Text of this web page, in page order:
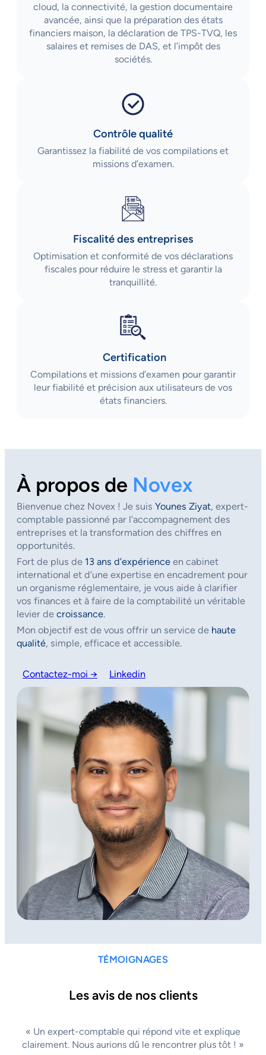
cloud, la connectivité, la gestion documentaire
avancée, ainsi que la préparation des états
financiers maison, la déclaration de TPS-TVQ, les
salaires et remises de DAS, et l’impôt des
sociétés.
Contrôle qualité
Garantissez la fiabilité de vos compilations et
missions d’examen.
Fiscalité des entreprises
Optimisation et conformité de vos déclarations
fiscales pour réduire le stress et garantir la
tranquillité.
Certification
Compilations et missions d’examen pour garantir
leur fiabilité et précision aux utilisateurs de vos
états financiers.
À propos de Novex
Bienvenue chez Novex ! Je suis Younes Ziyat, expert-
comptable passionné par l’accompagnement des
entreprises et la transformation des chiffres en
opportunités.
Fort de plus de 13 ans d’expérience en cabinet
international et d’une expertise en encadrement pour
un organisme réglementaire, je vous aide à clarifier
vos finances et à faire de la comptabilité un véritable
levier de croissance.
Mon objectif est de vous offrir un service de haute
qualité, simple, efficace et accessible.
Contactez-moi → Linkedin
TÉMOIGNAGES
Les avis de nos clients
« Un expert-comptable qui répond vite et explique
clairement. Nous aurions dû le rencontrer plus tôt ! »